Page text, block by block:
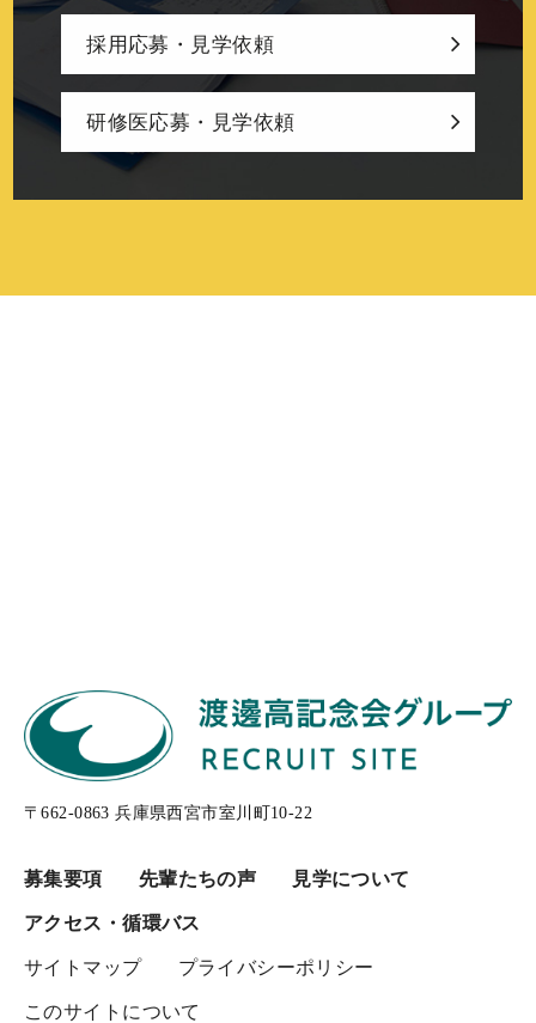
採用応募・見学依頼
研修医応募・見学依頼
〒662-0863 兵庫県西宮市室川町10-22
募集要項 先輩たちの声 見学について
アクセス・循環バス
サイトマップ プライバシーポリシー
このサイトについて